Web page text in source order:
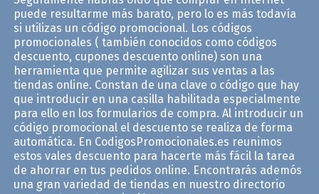
puede resultarme más barato, pero lo es más todavía
si utilizas un código promocional. Los códigos
promocionales ( también conocidos como códigos
descuento, cupones descuento online) son una
herramienta que permite agilizar sus ventas a las
tiendas online. Constan de una clave o código que hay
que introducir en una casilla habilitada especialmente
para ello en los formularios de compra. Al introducir un
código promocional el descuento se realiza de forma
automática. En CodigosPromocionales.es reunimos
estos vales descuento para hacerte más fácil la tarea
de ahorrar en tus pedidos online. Encontrarás ademós
una gran variedad de tiendas en nuestro directorio